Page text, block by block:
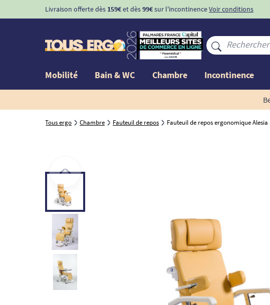
Livraison offerte dès 159€et dès99€sur l'incontinenceVoir conditions
Mobilité Bain & WC Chambre Incontinence
Tous ergo Chambre Fauteuil de repos Fauteuil de repos ergonomique Alesia